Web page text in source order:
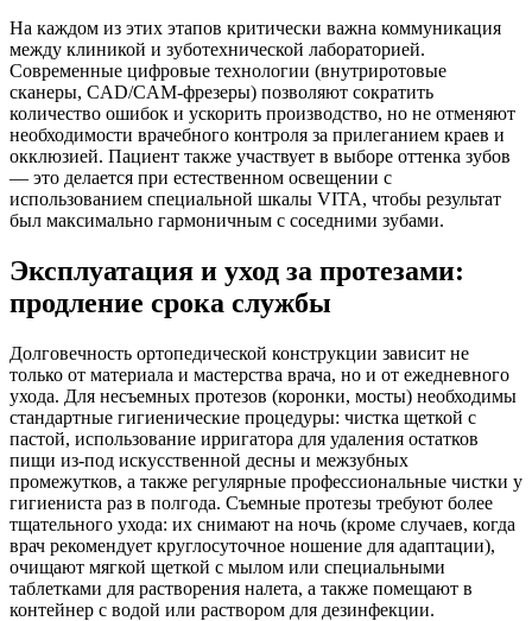
На каждом из этих этапов критически важна коммуникация
между клиникой и зуботехнической лабораторией.
Современные цифровые технологии (внутриротовые
сканеры, CAD/CAM-фрезеры) позволяют сократить
количество ошибок и ускорить производство, но не отменяют
необходимости врачебного контроля за прилеганием краев и
окклюзией. Пациент также участвует в выборе оттенка зубов
— это делается при естественном освещении с
использованием специальной шкалы VITA, чтобы результат
был максимально гармоничным с соседними зубами.
Эксплуатация и уход за протезами:
продление срока службы
Долговечность ортопедической конструкции зависит не
только от материала и мастерства врача, но и от ежедневного
ухода. Для несъемных протезов (коронки, мосты) необходимы
стандартные гигиенические процедуры: чистка щеткой с
пастой, использование ирригатора для удаления остатков
пищи из-под искусственной десны и межзубных
промежутков, а также регулярные профессиональные чистки у
гигиениста раз в полгода. Съемные протезы требуют более
тщательного ухода: их снимают на ночь (кроме случаев, когда
врач рекомендует круглосуточное ношение для адаптации),
очищают мягкой щеткой с мылом или специальными
таблетками для растворения налета, а также помещают в
контейнер с водой или раствором для дезинфекции.